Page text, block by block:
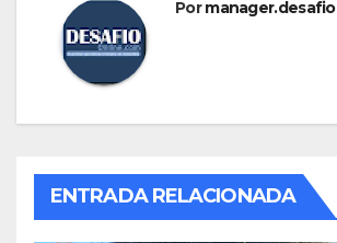
Pormanager.desafio
ENTRADA RELACIONADA